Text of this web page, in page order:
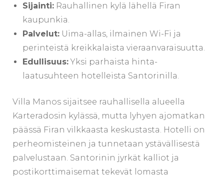
Sijainti: Rauhallinen kylä lähellä Firan
kaupunkia.
Palvelut: Uima-allas, ilmainen Wi-Fi ja
perinteistä kreikkalaista vieraanvaraisuutta.
Edullisuus:Yksi parhaista hinta-
laatusuhteen hotelleista Santorinilla.
Villa Manos sijaitsee rauhallisella alueella
Karteradosin kylässä, mutta lyhyen ajomatkan
päässä Firan vilkkaasta keskustasta. Hotelli on
perheomisteinen ja tunnetaan ystävällisestä
palvelustaan. Santorinin jyrkät kalliot ja
postikorttimaisemat tekevät lomasta